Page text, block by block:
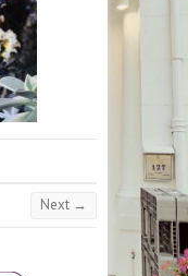
Next →